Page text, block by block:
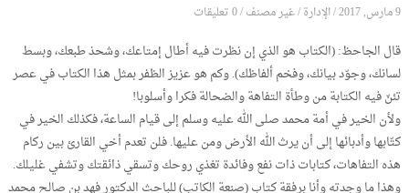
9 مارس, 2017 /الإدارة/غير مصنف/0 تعليقات
قال الجاحظ: (الكتاب هو الذي إن نظرت فيه أطال إمتاعك، وشحذ طبعك، وبسط
لسانك، وجوّد بيانك، وفخم ألفاظك). وكم هو عزيز الظفر بمثل هذا الكتاب في عصر
تئنّ فيه الكتابة من وطأة التفاهة والضحالة فكرا وأسلوبا!
ولأن الخير في أمة محمد صلى الله عليه وسلم إلى قيام الساعة، فكذلك الخير في
كتّابها وأدبائها إلى أن يرث الله الأرض ومن عليها. فلن تعدم أخي القارئ بين ركام
هذه التفاهات، كتابات ذات نفع وفائدة تغذي روحك وتسقي ذائقتك وتشفي غليلك.
وهذا ما وجدته وأنا برفقة كتاب (صنعة الكاتب) للباحث الدكتور فهد بن صالح محمد